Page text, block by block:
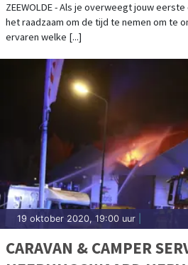
ZEEWOLDE - Als je overweegt jouw
het raadzaam om de tijd te nemen om te
ervaren welke [...]
19 oktober 2020, 19:00 uur
CARAVAN & CAMPER